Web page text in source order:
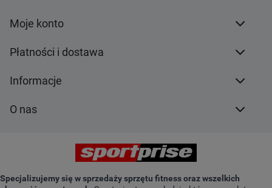
Moje konto
Płatności i dostawa
Informacje
O nas
Specjalizujemy się w sprzedaży sprzętu fitness oraz wszelkich